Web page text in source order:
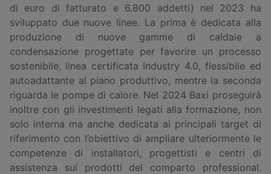
di euro di fatturato e 6.800 addetti) nel 2023 ha
sviluppato due nuove linee. La prima è dedicata alla
produzione di nuove gamme di caldaie a
condensazione progettate per favorire un processo
sostenibile, linea certificata Industry 4.0, flessibile ed
autoadattante al piano produttivo, mentre la seconda
riguarda le pompe di calore. Nel 2024 Baxi proseguirà
inoltre con gli investimenti legati alla formazione, non
solo interna ma anche dedicata ai principali target di
riferimento con l’obiettivo di ampliare ulteriormente le
competenze di installatori, progettisti e centri di
assistenza sui prodotti del comparto professional.